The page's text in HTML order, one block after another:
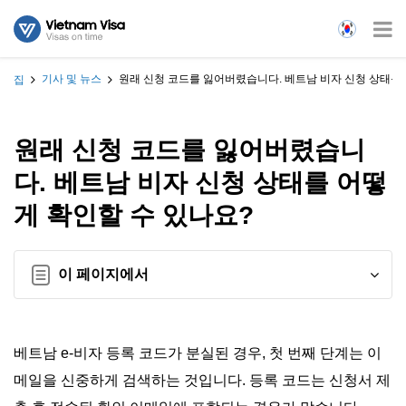
집 기사 및 뉴스 원래 신청 코드를 잃어버렸습니다. 베트남 비자 신청 상태
원래 신청 코드를 잃어버렸습니
다. 베트남 비자 신청 상태를 어떻
게 확인할 수 있나요?
이 페이지에서
베트남 e-비자 등록 코드가 분실된 경우, 첫 번째 단계는 이
메일을 신중하게 검색하는 것입니다. 등록 코드는 신청서 제